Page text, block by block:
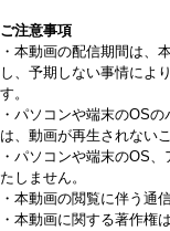
ご注意事項
・本動画の配信期間は、
し、予期しない事情によ
す。
・パソコンや端末のOS
は、動画が再生されない
・パソコンや端末のOS
たしません。
・本動画の閲覧に伴う通
・本動画に関する著作権